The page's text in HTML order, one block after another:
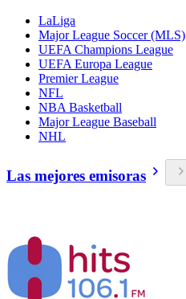
LaLiga
Major League Soccer (MLS)
UEFA Champions League
UEFA Europa League
Premier League
NFL
NBA Basketball
Major League Baseball
NHL
Las mejores emisoras